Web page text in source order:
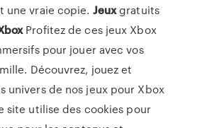
une vraie copie. Jeuxgratuits
Profitez de ces jeux Xbox
pour jouer avec vos
Découvrez, jouez et
univers de nos jeux pour Xbox
site utilise des cookies pour